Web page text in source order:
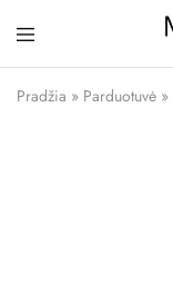
Studija
Pradžia » Parduotuvė »